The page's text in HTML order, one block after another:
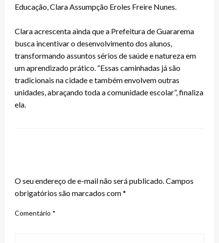
Educação, Clara Assumpção Eroles Freire Nunes.
Clara acrescenta ainda que a Prefeitura de Guararema
busca incentivar o desenvolvimento dos alunos,
transformando assuntos sérios de saúde e natureza em
um aprendizado prático. “Essas caminhadas já são
tradicionais na cidade e também envolvem outras
unidades, abraçando toda a comunidade escolar”, finaliza
ela.
O seu endereço de e-mail não será publicado. Campos
obrigatórios são marcados com*
Comentário *